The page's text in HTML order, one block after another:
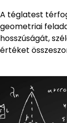
A téglatest
geometriai
hosszúságát,
értéket